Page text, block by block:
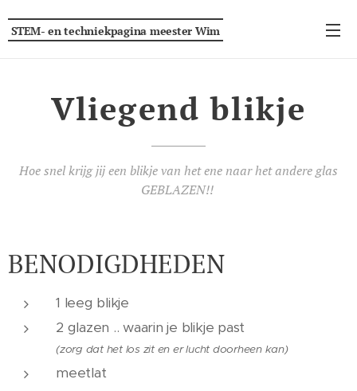
STEM- en techniekpagina meester Wim
Vliegend blikje
Hoe snel krijg jij een blikje van het ene naar het andere glas
GEBLAZEN!!
BENODIGDHEDEN
1 leeg blikje
2 glazen .. waarin je blikje past
(zorg dat het los zit en er lucht doorheen kan)
meetlat